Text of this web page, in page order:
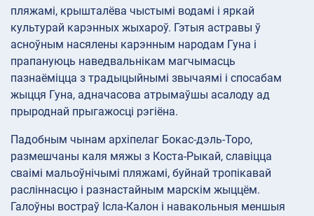
пляжамі, крышталёва чыстымі водамі і яркай
культурай карэнных жыхароў. Гэтыя астравы ў
асноўным насялены карэнным народам Гуна і
прапануюць наведвальнікам магчымасць
пазнаёміцца з традыцыйнымі звычаямі і спосабам
жыцця Гуна, адначасова атрымаўшы асалоду ад
прыроднай прыгажосці рэгіёна.
Падобным чынам архіпелаг Бокас-дэль-Торо,
размешчаны каля мяжы з Коста-Рыкай, славіцца
сваімі мальоўнічымі пляжамі, буйнай тропікавай
расліннасцю і разнастайным марскім жыццём.
Галоўны востраў Ісла-Калон і навакольныя меншыя